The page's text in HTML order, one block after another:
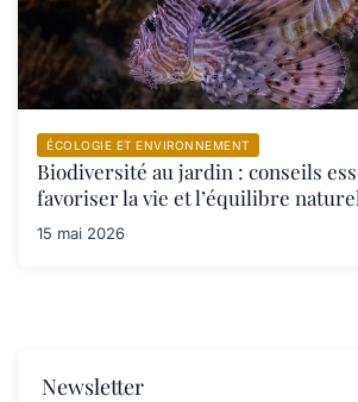
ÉCOLOGIE ET ENVIRONNEMENT
Biodiversité au jardin : conseils
favoriser la vie et l’équilibre
15 mai 2026
Newsletter